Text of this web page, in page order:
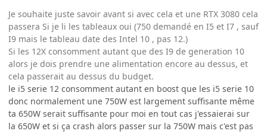
Je souhaite juste savoir avant si avec cela et une RTX 3080 cela
passera Si je li les tableaux oui (750 demandé en I5 et I7 , sauf
I9 mais le tableau date des Intel 10 , pas 12.)
Si les 12X consomment autant que des I9 de generation 10
alors je dois prendre une alimentation encore au dessus, et
cela passerait au dessus du budget.
le i5 serie 12 consomment autant en boost que les i5 serie 10
donc normalement une 750W est largement suffisante même
ta 650W serait suffisante pour moi en tout cas j'essaierai sur
la 650W et si ça crash alors passer sur la 750W mais c'est pas